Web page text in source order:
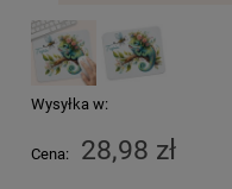
Wysyłka w:
Cena: 28,98 zł